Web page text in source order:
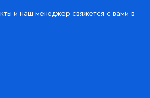
и наш менеджер свяжется с вами в